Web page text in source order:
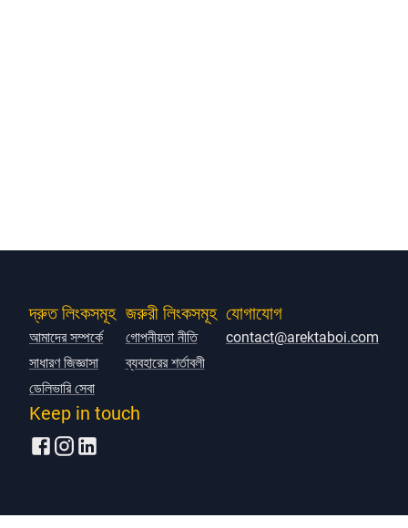
দ্রুত লিংকসমূহ
আমাদের সম্পর্কে
সাধারণ জিজ্ঞাসা
ডেলিভারি সেবা
জরুরী লিংকসমূহ
গোপনীয়তা নীতি
ব্যবহারের শর্তাবলী
যোগাযোগ
contact@arektaboi.com
Keep in touch